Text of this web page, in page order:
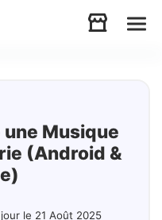
Musique
(Android &
le 21 Août 2025